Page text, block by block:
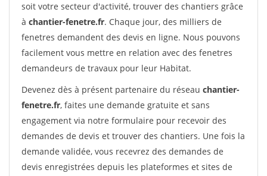
soit votre secteur d'activité, trouver des chantiers grâce
à chantier-fenetre.fr. Chaque jour, des milliers de
fenetres demandent des devis en ligne. Nous pouvons
facilement vous mettre en relation avec des fenetres
demandeurs de travaux pour leur Habitat.
Devenez dès à présent partenaire du réseau chantier-
fenetre.fr, faites une demande gratuite et sans
engagement via notre formulaire pour recevoir des
demandes de devis et trouver des chantiers. Une fois la
demande validée, vous recevrez des demandes de
devis enregistrées depuis les plateformes et sites de